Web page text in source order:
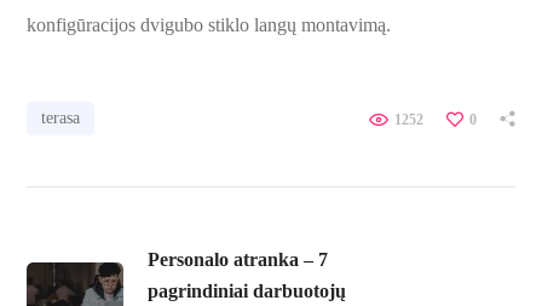
konfigūracijos dvigubo stiklo langų montavimą.
terasa 0
1252
Personalo atranka – 7
pagrindiniai darbuotojų